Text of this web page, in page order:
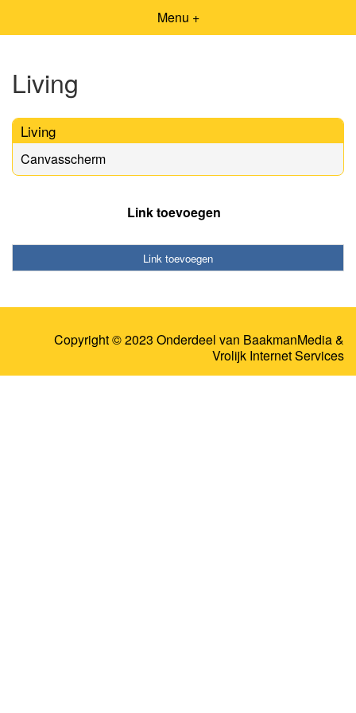
Menu +
Living
Living
Canvasscherm
Link toevoegen
Link toevoegen
Copyright © 2023 Onderdeel van BaakmanMedia&
Vrolijk Internet Services